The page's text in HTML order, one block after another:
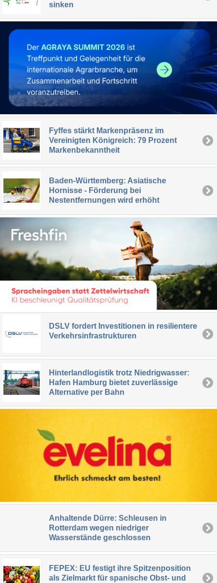
sinken
Fyffes stärkt Markenpräsenz im
Vereinigten Königreich: 79 Prozent
Markenbekanntheit
Baden-Württemberg: Asiatische
Hornisse - Förderung bei
Nestentfernungen wird erhöht
DSLV fordert Investitionen in resilientere
Verkehrsinfrastrukturen
Hinterlandlogistik trotz Niedrigwasser:
Hafen Hamburg bietet zuverlässige
Alternative per Bahn
Anhaltende Dürre: Schleusen in
Rotterdam wegen niedriger
Wasserstände geschlossen
FEPEX: EU festigt ihre Spitzenposition
als Zielmarkt für spanische Obst- und